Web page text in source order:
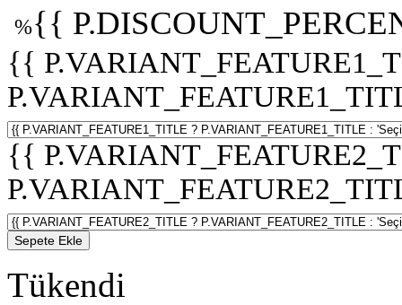
%{{
{{
{{
Sepete Ekle
Tükendi